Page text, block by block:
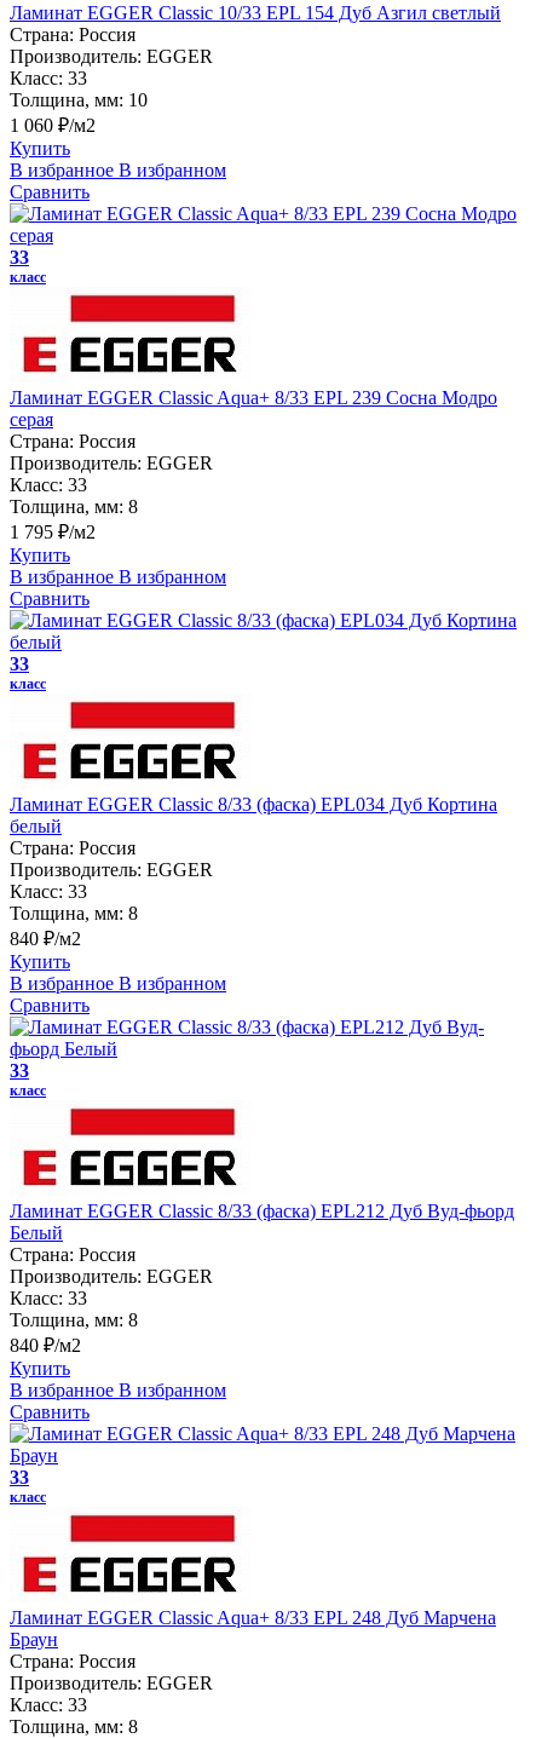
Ламинат EGGER Classic 10/33 EPL 154 Дуб Азгил светлый
Страна: Россия
Производитель: EGGER
Класс: 33
Толщина, мм: 10
1 060 ₽/м2
Купить
В избранное В избранном
Сравнить
33
класс
Ламинат EGGER Classic Aqua+ 8/33 EPL 239 Сосна Модро
серая
Страна: Россия
Производитель: EGGER
Класс: 33
Толщина, мм: 8
1 795 ₽/м2
Купить
В избранное В избранном
Сравнить
33
класс
Ламинат EGGER Classic 8/33 (фаска) EPL034 Дуб Кортина
белый
Страна: Россия
Производитель: EGGER
Класс: 33
Толщина, мм: 8
840 ₽/м2
Купить
В избранное В избранном
Сравнить
33
класс
Ламинат EGGER Classic 8/33 (фаска) EPL212 Дуб Вуд-фьорд
Белый
Страна: Россия
Производитель: EGGER
Класс: 33
Толщина, мм: 8
840 ₽/м2
Купить
В избранное В избранном
Сравнить
33
класс
Ламинат EGGER Classic Aqua+ 8/33 EPL 248 Дуб Марчена
Браун
Страна: Россия
Производитель: EGGER
Класс: 33
Толщина, мм: 8